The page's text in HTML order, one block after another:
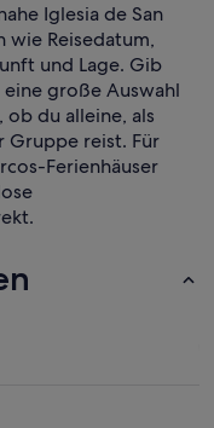
Iglesia de San
wie Reisedatum,
und Lage. Gib
große Auswahl
ob du alleine, als
Gruppe reist. Für
Ferienhäuser